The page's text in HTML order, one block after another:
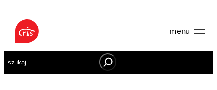
Przejdź
treści
menu
Aktualności
OWES
Szukaj